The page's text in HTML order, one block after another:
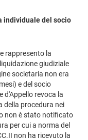
individuale del socio
rappresento la
giudiziale
societaria non era
e del socio
d'Appello revoca la
della procedura nei
non è stato notificato
per cui a norma del
non ha ricevuto la